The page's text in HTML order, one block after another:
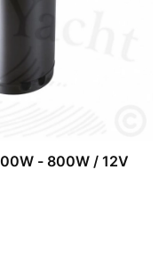
- 800W / 12V